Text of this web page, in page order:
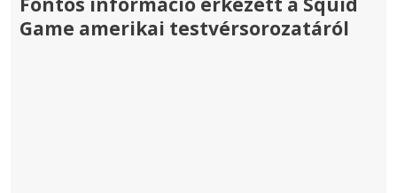
Game amerikai testvérsorozatáról